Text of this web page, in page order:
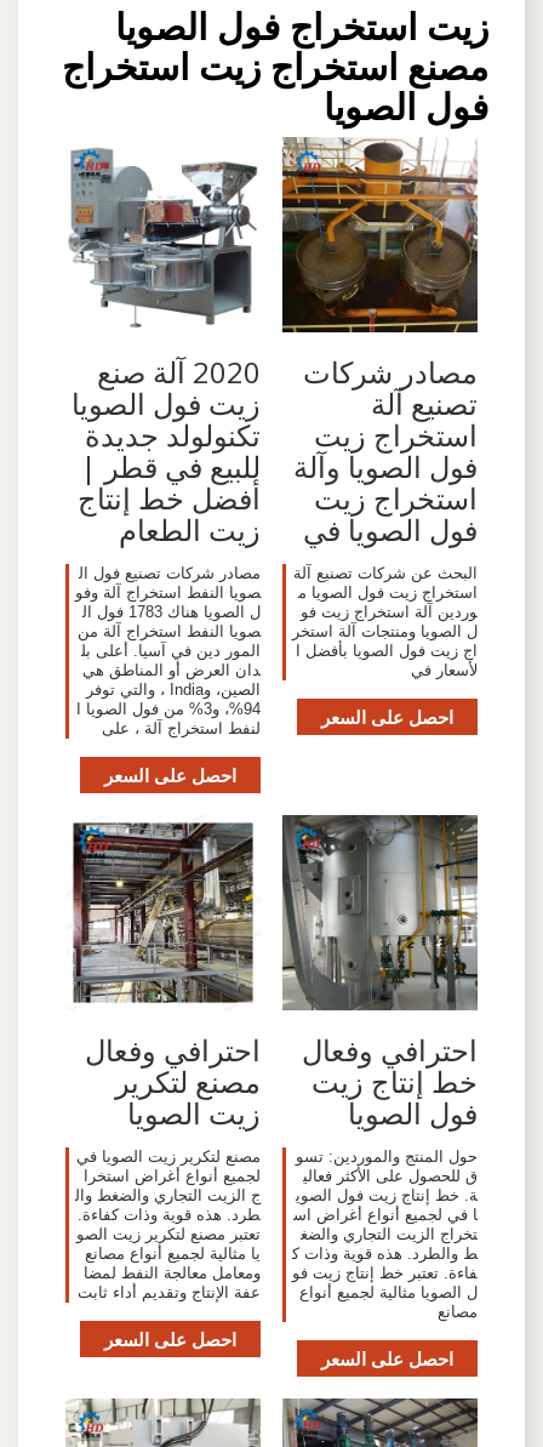
زيت استخراج فول الصويا
مصنع استخراج زيت استخراج
فول الصويا
مصادر شركات
تصنيع آلة
استخراج زيت
فول الصويا وآلة
استخراج زيت
فول الصويا في
البحث عن شركات تصنيع آلة
استخراج زيت فول الصويا م
وردين آلة استخراج زيت فو
ل الصويا ومنتجات آلة استخر
اج زيت فول الصويا بأفضل ا
لأسعار في
احصل على السعر
2020 آلة صنع
زيت فول الصويا
تكنولولد جديدة
للبيع في قطر |
أفضل خط إنتاج
زيت الطعام
مصادر شركات تصنيع فول ال
صويا النفط استخراج آلة وفو
ل الصويا هناك 1783 فول ال
صويا النفط استخراج آلة من
المور دين في آسيا. أعلى بل
دان العرض أو المناطق هي
الصين، وIndia ، والتي توفر
94%، و3% من فول الصويا ا
لنفط استخراج آلة ، على
احصل على السعر
احترافي وفعال
خط إنتاج زيت
فول الصويا
حول المنتج والموردين: تسو
ق للحصول على الأكثر فعالي
ة. خط إنتاج زيت فول الصوي
ا في لجميع أنواع أغراض اس
تخراج الزيت التجاري والضغ
ط والطرد. هذه قوية وذات ك
فاءة. تعتبر خط إنتاج زيت فو
ل الصويا مثالية لجميع أنواع
مصانع
احصل على السعر
احترافي وفعال
مصنع لتكرير
زيت الصويا
مصنع لتكرير زيت الصويا في
لجميع أنواع أغراض استخرا
ج الزيت التجاري والضغط وال
طرد. هذه قوية وذات كفاءة.
تعتبر مصنع لتكرير زيت الصو
يا مثالية لجميع أنواع مصانع
ومعامل معالجة النفط لمضا
عفة الإنتاج وتقديم أداء ثابت
احصل على السعر